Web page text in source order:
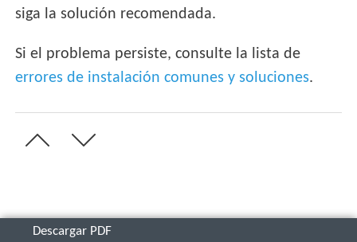
siga la solución recomendada.
Si el problema persiste, consulte la lista de
errores de instalación comunes y soluciones.
Descargar PDF